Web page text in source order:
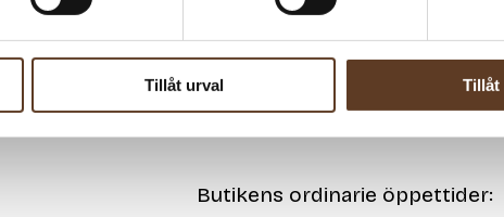
Tillåt urval Tillåt
Butikens ordinarie öppettider: